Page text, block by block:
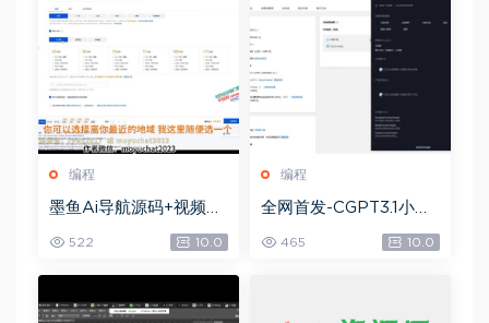
编程
墨鱼Ai导航源码+视频教
程，网盘下载(85.40M)
522 10.0
编程
全网首发-CGPT3.1小程
序部署搭建，网盘下载(1
8.74M)
465 10.0